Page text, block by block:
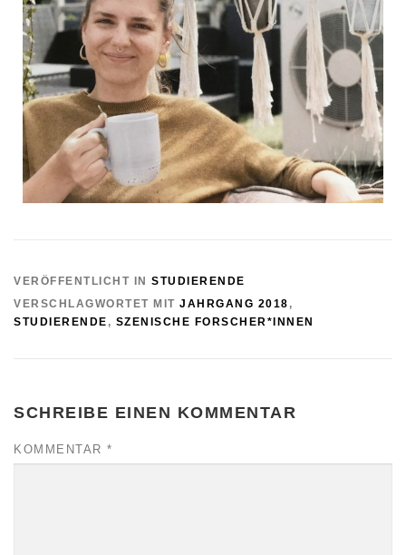
VERÖFFENTLICHT IN STUDIERENDE
VERSCHLAGWORTET MIT JAHRGANG 2018 ,
STUDIERENDE , SZENISCHE FORSCHER*INNEN
SCHREIBE EINEN KOMMENTAR
KOMMENTAR *